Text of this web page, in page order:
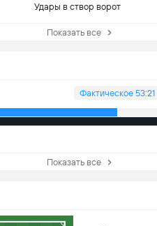
Удары в створ ворот
Показать все
Фактическое 53:21
Показать все